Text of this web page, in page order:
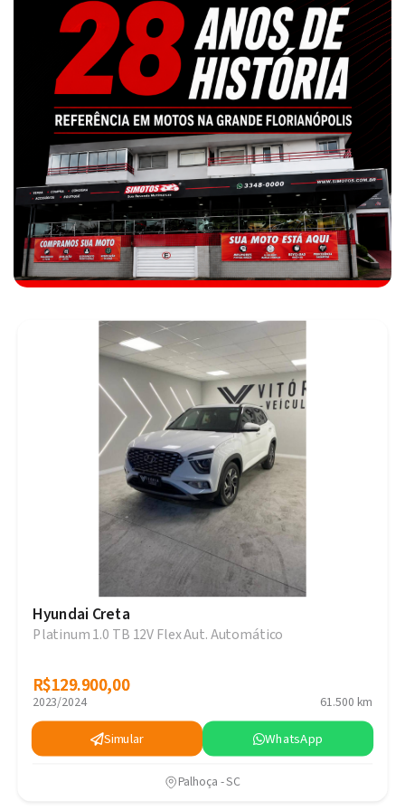
Hyundai Creta
Platinum 1.0 TB 12V Flex Aut. Automático
R$129.900,00
R$129.900,00
2023/2024 61.500 km
Simular WhatsApp
Palhoça - SC